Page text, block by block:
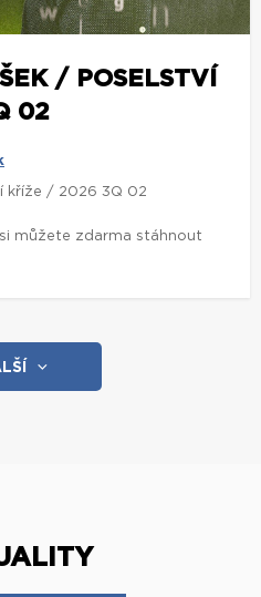
/ POSELSTVÍ
02
kříže / 2026 3Q 02
můžete zdarma stáhnout